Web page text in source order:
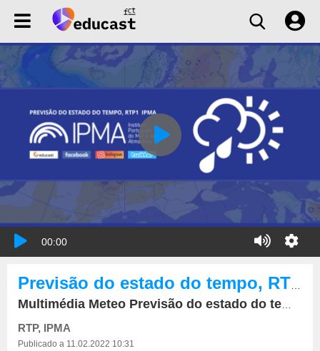
00:00
Multimédia Meteo Previsão do estado do tempo, RTP1, 11-02-2022, IPMA.
RTP, IPMA
Publicado a 11.02.2022 10:31